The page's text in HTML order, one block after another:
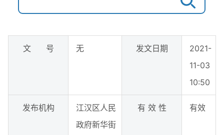
文 号 无 发文日期
2021-
11-03
10:50
发布机构
江汉区人民
政府新华街
有 效 性 有效